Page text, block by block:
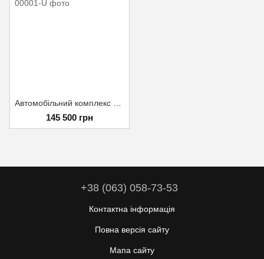
145 500 грн
+38 (063) 058-73-53
Контактна інформація
Повна версія сайту
Мапа сайту